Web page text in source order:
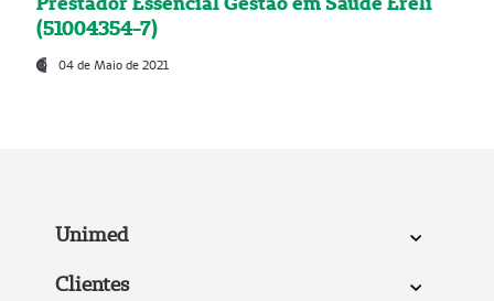
(51004354-7)
04 de Maio de 2021
Unimed
Clientes